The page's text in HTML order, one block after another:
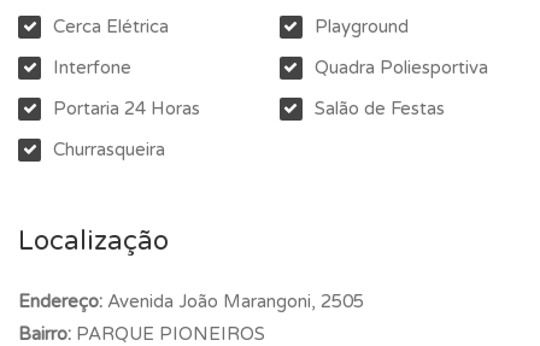
Cerca Elétrica
Interfone
Portaria 24 Horas
Churrasqueira
Playground
Quadra Poliesportiva
Salão de Festas
Localização
Endereço: Avenida João Marangoni, 2505
Bairro: PARQUE PIONEIROS